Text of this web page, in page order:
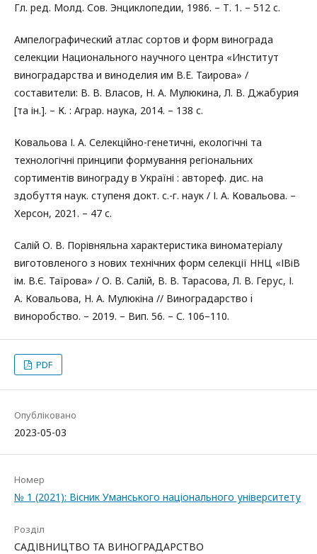
Гл. ред. Молд. Сов. Энциклопедии, 1986. – Т. 1. – 512 с.
Ампелографический атлас сортов и форм винограда
селекции Национального научного центра «Институт
виноградарства и виноделия им В.Е. Таирова» /
составители: В. В. Власов, Н. А. Мулюкина, Л. В. Джабурия
[та ін.]. – К. : Аграр. наука, 2014. – 138 с.
Ковальова І. А. Селекційно-генетичні, екологічні та
технологічні принципи формування регіональних
сортиментів винограду в Україні : автореф. дис. на
здобуття наук. ступеня докт. с.-г. наук / І. А. Ковальова. –
Херсон, 2021. – 47 с.
Салій О. В. Порівняльна характеристика виноматеріалу
виготовленого з нових технічних форм селекції ННЦ «ІВіВ
ім. В.Є. Таїрова» / О. В. Салій, В. В. Тарасова, Л. В. Герус, І.
А. Ковальова, Н. А. Мулюкіна // Виноградарство i
виноробство. – 2019. – Вип. 56. – С. 106–110.
PDF
Опубліковано
2023-05-03
Номер
№ 1 (2021): Вісник Уманського національного університету
Розділ
САДІВНИЦТВО ТА ВИНОГРАДАРСТВО